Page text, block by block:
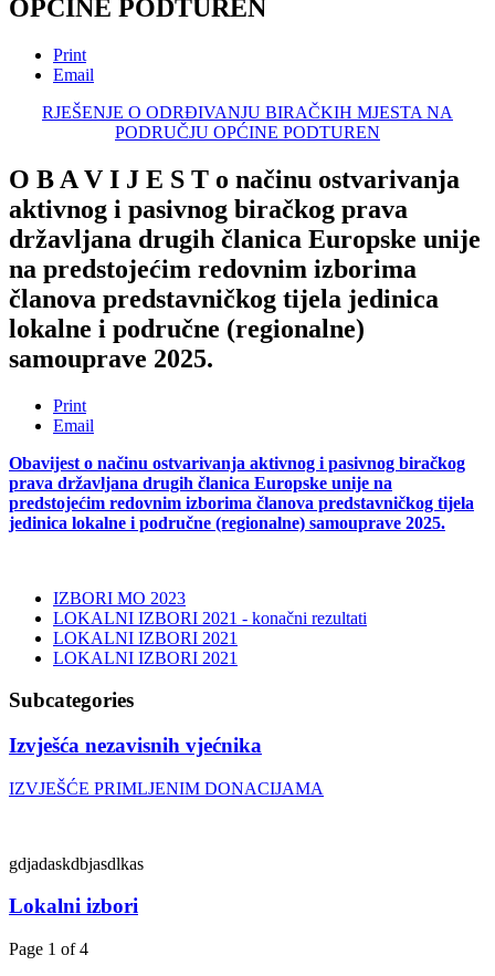
OPĆINE PODTUREN
Print
Email
RJEŠENJE O ODRĐIVANJU BIRAČKIH MJESTA NA
PODRUČJU OPĆINE PODTUREN
O B A V I J E S T o načinu ostvarivanja
aktivnog i pasivnog biračkog prava
državljana drugih članica Europske unije
na predstojećim redovnim izborima
članova predstavničkog tijela jedinica
lokalne i područne (regionalne)
samouprave 2025.
Print
Email
Obavijest o načinu ostvarivanja aktivnog i pasivnog biračkog
prava državljana drugih članica Europske unije na
predstojećim redovnim izborima članova predstavničkog tijela
jedinica lokalne i područne (regionalne) samouprave 2025.
IZBORI MO 2023
LOKALNI IZBORI 2021 - konačni rezultati
LOKALNI IZBORI 2021
LOKALNI IZBORI 2021
Subcategories
Izvješća nezavisnih vjećnika
IZVJEŠĆE PRIMLJENIM DONACIJAMA
gdjadaskdbjasdlkas
Lokalni izbori
Page 1 of 4